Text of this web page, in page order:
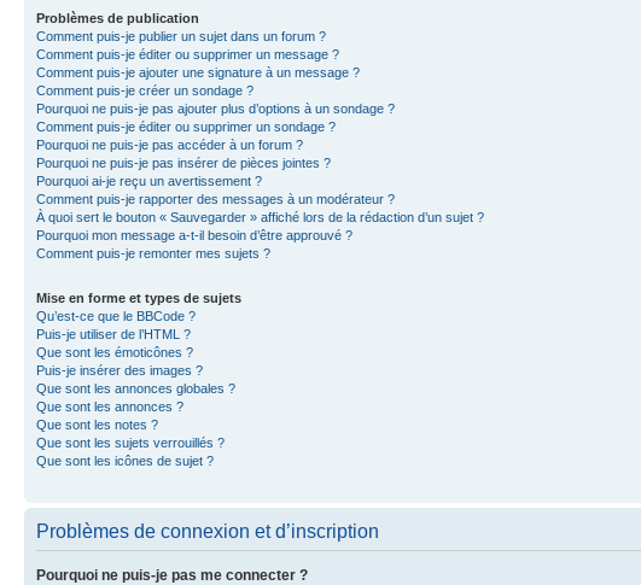
Problèmes de publication
Comment puis-je publier un sujet dans un forum ?
Comment puis-je éditer ou supprimer un message ?
Comment puis-je ajouter une signature à un message ?
Comment puis-je créer un sondage ?
Pourquoi ne puis-je pas ajouter plus d’options à un sondage ?
Comment puis-je éditer ou supprimer un sondage ?
Pourquoi ne puis-je pas accéder à un forum ?
Pourquoi ne puis-je pas insérer de pièces jointes ?
Pourquoi ai-je reçu un avertissement ?
Comment puis-je rapporter des messages à un modérateur ?
À quoi sert le bouton « Sauvegarder » affiché lors de la rédaction d’un sujet ?
Pourquoi mon message a-t-il besoin d’être approuvé ?
Comment puis-je remonter mes sujets ?
Mise en forme et types de sujets
Qu’est-ce que le BBCode ?
Puis-je utiliser de l’HTML ?
Que sont les émoticônes ?
Puis-je insérer des images ?
Que sont les annonces globales ?
Que sont les annonces ?
Que sont les notes ?
Que sont les sujets verrouillés ?
Que sont les icônes de sujet ?
Problèmes de connexion et d’inscription
Pourquoi ne puis-je pas me connecter ?